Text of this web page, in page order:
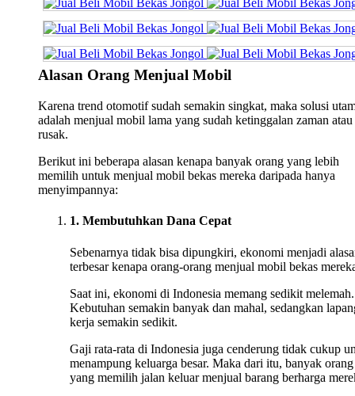
Alasan Orang Menjual Mobil
Karena trend otomotif sudah semakin singkat, maka solusi
adalah menjual mobil lama yang sudah ketinggalan zaman atau
rusak.
Berikut ini beberapa alasan kenapa banyak orang yang lebih
memilih untuk menjual mobil bekas mereka daripada hanya
menyimpannya:
1. Membutuhkan Dana Cepat
Sebenarnya tidak bisa dipungkiri, ekonomi menjadi
terbesar kenapa orang-orang menjual mobil bekas
Saat ini, ekonomi di Indonesia memang sedikit melemah.
Kebutuhan semakin banyak dan mahal, sedangkan
kerja semakin sedikit.
Gaji rata-rata di Indonesia juga cenderung tidak cukup
menampung keluarga besar. Maka dari itu, banyak orang
yang memilih jalan keluar menjual barang berharga